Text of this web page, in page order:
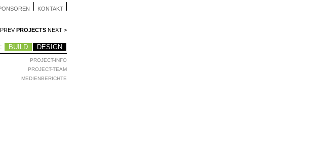
KONTAKT
PROJECTS NEXT >
BUILD DESIGN
PROJECT-INFO
PROJECT-TEAM
MEDIENBERICHTE